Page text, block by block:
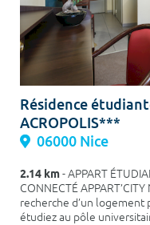
Résidence
ACROPOLIS***
06000 Nice
2.14 km- APPART
CONNECTÉ
recherche d’un logement
étudiez au pôle